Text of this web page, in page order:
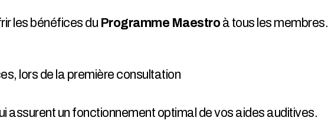
les bénéfices du Programme Maestro à tous les membres.
lors de la première consultation
assurent un fonctionnement optimal de vos aides auditives.